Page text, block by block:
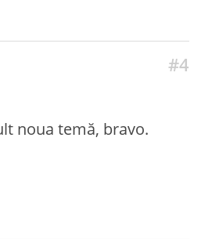
#4
noua temă, bravo.